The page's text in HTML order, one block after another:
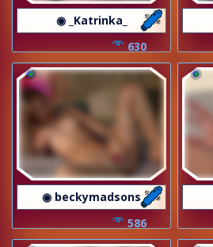
◉ _Katrinka_
630
◉ beckymadsons
586